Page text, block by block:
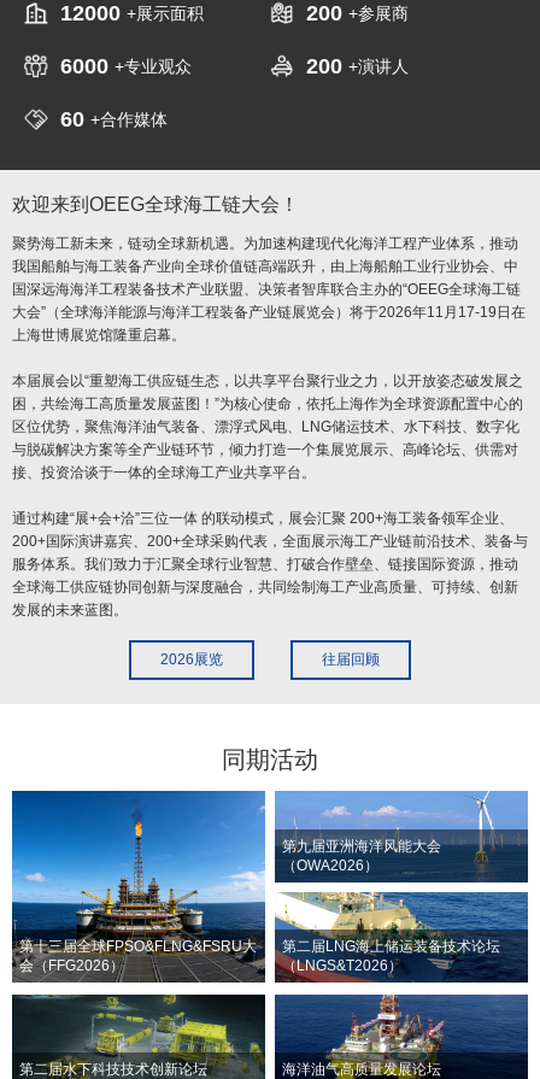
欢迎来到OEEG全球海工链大会！
聚势海工新未来，链动全球新机遇。为加速构建现代化海洋工程产业体系，推动
我国船舶与海工装备产业向全球价值链高端跃升，由上海船舶工业行业协会、中
国深远海海洋工程装备技术产业联盟、决策者智库联合主办的“OEEG全球海工链
大会”（全球海洋能源与海洋工程装备产业链展览会）将于2026年11月17-19日在
上海世博展览馆隆重启幕。
本届展会以“重塑海工供应链生态，以共享平台聚行业之力，以开放姿态破发展之
困，共绘海工高质量发展蓝图！”为核心使命，依托上海作为全球资源配置中心的
区位优势，聚焦海洋油气装备、漂浮式风电、LNG储运技术、水下科技、数字化
与脱碳解决方案等全产业链环节，倾力打造一个集展览展示、高峰论坛、供需对
接、投资洽谈于一体的全球海工产业共享平台。
通过构建“展+会+洽”三位一体 的联动模式，展会汇聚 200+海工装备领军企业、
200+国际演讲嘉宾、200+全球采购代表，全面展示海工产业链前沿技术、装备与
服务体系。我们致力于汇聚全球行业智慧、打破合作壁垒、链接国际资源，推动
全球海工供应链协同创新与深度融合，共同绘制海工产业高质量、可持续、创新
发展的未来蓝图。
2026展览 往届回顾
12000 +展示面积 200 +参展商
6000 +专业观众 200 +演讲人
60 +合作媒体
同期活动
第十三届全球FPSO&FLNG&FSRU大
会（FFG2026）
第九届亚洲海洋风能大会
（OWA2026）
第二届LNG海上储运装备技术论坛
（LNGS&T2026）
第二届水下科技技术创新论坛 海洋油气高质量发展论坛